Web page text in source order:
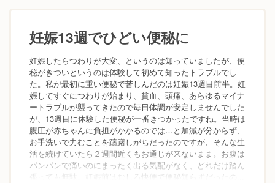
妊娠13週でひどい便秘に
妊娠したらつわりが大変、というのは知っていましたが、便
秘がきついというのは体験して初めて知ったトラブルでし
た。私が最初に重い便秘で苦しんだのは妊娠13週目前半。妊
娠してすぐにつわりが始まり、貧血、頭痛、あらゆるマイナ
ートラブルが襲ってきたので毎日体調が安定しませんでした
が、13週目に体験した便秘が一番きつかったですね。当時は
腹圧が赤ちゃんに負担がかかるのでは…と加減が分からず、
お手洗いで力むことを躊躇しがちだったのですが、そんな生
活を続けていたら２週間近くもお通じが来ないまま。お腹は
パンパンで痛いのにまったく出る気配がなく、どれだけ踏ん
張っても無駄。妊娠前はむしろ快便で便秘知らずだったの...